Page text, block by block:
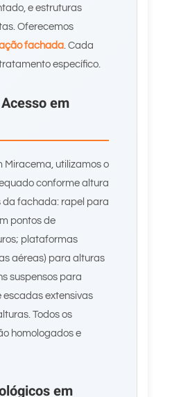
e estruturas
Oferecemos
fachada. Cada
específico.
em
Miracema, utilizamos o
conforme altura
fachada: rapel para
pontos de
plataformas
aéreas) para alturas
suspensos para
escadas extensivas
Todos os
homologados e
em